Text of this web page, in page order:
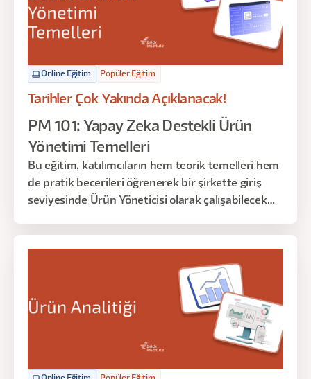
Online Eğitim Popüler Eğitim
Tarihler Çok Yakında Açıklanacak!
PM 101: Yapay Zeka Destekli Ürün
Yönetimi Temelleri
Bu eğitim, katılımcıların hem teorik temelleri hem
de pratik becerileri öğrenerek bir şirkette giriş
seviyesinde Ürün Yöneticisi olarak çalışabilecek